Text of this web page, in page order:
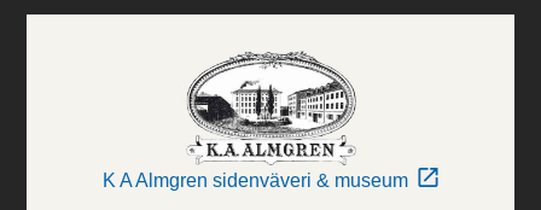
K A Almgren sidenväveri & museum